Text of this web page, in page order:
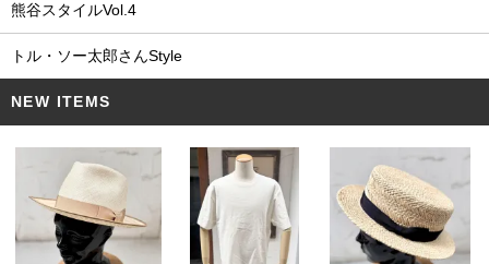
熊谷スタイルVol.4
トル・ソー太郎さんStyle
NEW ITEMS